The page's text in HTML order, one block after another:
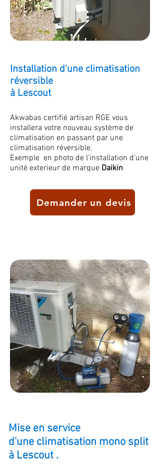
Installation d'une climatisation
réversible
à Lescout
Akwabas certifié artisan RGE vous
installera votre nouveau système de
climatisation en passant par une
climatisation réversible.
Exemple en photo de l'installation d'une
unité exterieur de marque Daikin
Demander un devis
Mise en service
d'une climatisation mono split
à Lescout .